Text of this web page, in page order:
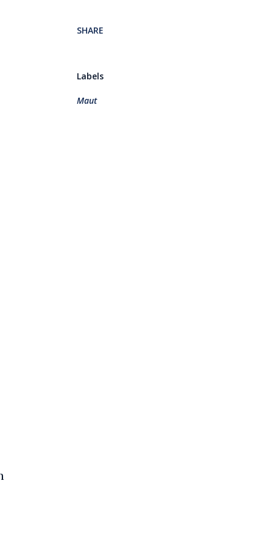
SHARE
Labels
Maut